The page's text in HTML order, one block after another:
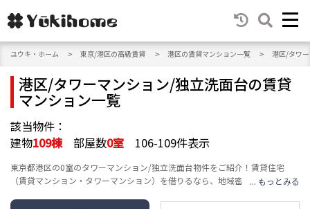
ユウキ・ホーム 東京/港区の高級賃貸 港区の賃貸マンション一覧 港区/タワ
港区/タワーマンション/独立洗面台の賃貸
マンション一覧
該当物件：
建物109棟部屋数0室 106-109件表示
東京都港区の0室のタワーマンション/独立洗面台物件をご紹介！賃貸住宅
（賃貸マンション・タワーマンション）を借りるなら、地域密着のユウキ・
能で、高級賃貸マンション情報をお届けし、あなたの賃貸情報探し・お家探